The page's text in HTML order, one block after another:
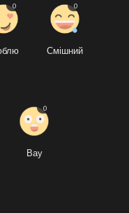
0
Смішний
0
Вау
0